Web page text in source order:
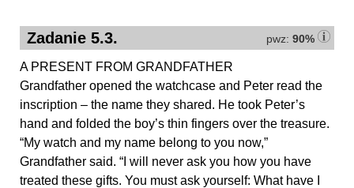
pwz: 90%
Zadanie 5.3.
A PRESENT FROM GRANDFATHER
Grandfather opened the watchcase and Peter read the
inscription – the name they shared. He took Peter’s
hand and folded the boy’s thin fingers over the treasure.
“My watch and my name belong to you now,”
Grandfather said. “I will never ask you how you have
treated these gifts. You must ask yourself: What have I